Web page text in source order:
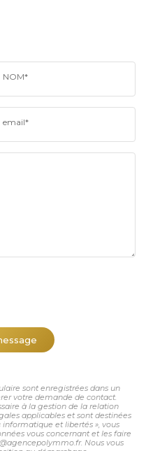
NOM*
email*
sont enregistrées dans un
votre demande de contact.
à la gestion de la relation
applicables et sont destinées
et libertés », vous
vous concernant et les faire
Nous vous